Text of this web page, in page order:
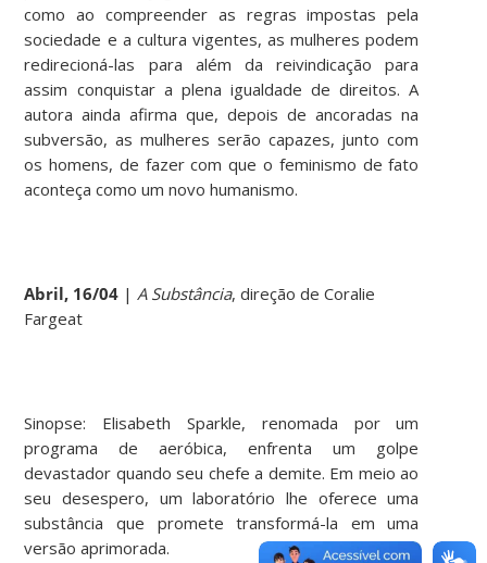
como ao compreender as regras impostas pela
sociedade e a cultura vigentes, as mulheres podem
redirecioná-las para além da reivindicação para
assim conquistar a plena igualdade de direitos. A
autora ainda afirma que, depois de ancoradas na
subversão, as mulheres serão capazes, junto com
os homens, de fazer com que o feminismo de fato
aconteça como um novo humanismo.
Abril, 16/04 | A Substância, direção de Coralie
Fargeat
Sinopse: Elisabeth Sparkle, renomada por um
programa de aeróbica, enfrenta um golpe
devastador quando seu chefe a demite. Em meio ao
seu desespero, um laboratório lhe oferece uma
substância que promete transformá-la em uma
versão aprimorada.